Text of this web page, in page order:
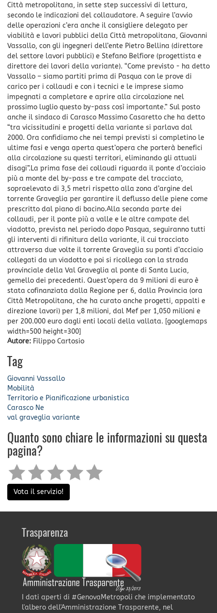
Città metropolitana, in sette step successivi di lettura,
secondo le indicazioni del collaudatore. A seguire l’avvio
delle operazioni c’era anche il consigliere delegato per
viabilità e lavori pubblici della Città metropolitana, Giovanni
Vassallo, con gli ingegneri dell’ente Pietro Bellina (direttore
del settore lavori pubblici) e Stefano Belfiore (progettista e
direttore dei lavori della variante). “Come previsto - ha detto
Vassallo – siamo partiti prima di Pasqua con le prove di
carico per i collaudi e con i tecnici e le imprese siamo
impegnati a completare e aprire alla circolazione nel
prossimo luglio questo by-pass così importante.” Sul posto
anche il sindaco di Carasco Massimo Casaretto che ha detto
“tra vicissitudini e progetti della variante si parlava dal
2000. Ora confidiamo che nei tempi previsti si completino le
ultime fasi e venga aperta quest’opera che porterà benefici
alla circolazione su questi territori, eliminando gli attuali
disagi”.La prima fase dei collaudi riguarda il ponte d’acciaio
più a monte del by-pass e tre campate del tracciato,
sopraelevato di 3,5 metri rispetto alla zona d’argine del
torrente Graveglia per garantire il deflusso delle piene come
prescritto dal piano di bacino.Alla seconda parte dei
collaudi, per il ponte più a valle e le altre campate del
viadotto, prevista nel periodo dopo Pasqua, seguiranno tutti
gli interventi di rifinitura della variante, il cui tracciato
attraversa due volte il torrente Graveglia su ponti d’acciaio
collegati da un viadotto e poi si ricollega con la strada
provinciale della Val Graveglia al ponte di Santa Lucia,
gemello dei precedenti. Quest’opera da 9 milioni di euro è
stata cofinanziata dalla Regione per 6, dalla Provincia (ora
Città Metropolitana, che ha curato anche progetti, appalti e
direzione lavori) per 1,8 milioni, dal Mef per 1,050 milioni e
per 200.000 euro dagli enti locali della vallata. [googlemaps
width=500 height=300]
Autore: Filippo Cartosio
Tag
Giovanni Vassallo
Mobilità
Territorio e Pianificazione urbanistica
Carasco Ne
val graveglia variante
Quanto sono chiare le informazioni su questa
pagina?
Vota il servizio!
Trasparenza
I dati aperti di #GenovaMetropoli che implementato
l'albero dell'Amministrazione Trasparente, nel